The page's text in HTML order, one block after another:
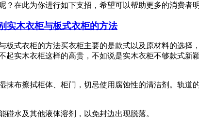
在此为你进行如下支招，希望可以帮助更多的消费者
实木衣柜与板式衣柜的方法
式衣柜的方法买衣柜主要的是款式以及原材料的选
实木衣柜这样的高贵，不如说是实木衣柜不够款式
布擦拭柜体、柜门，切忌使用腐蚀性的清洁剂。轨
水及其他液体溶剂，以免封边出现脱落。